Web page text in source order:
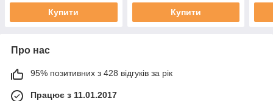
Купити Купити
Про нас
95% позитивних з 428 відгуків за рік
Працює з 11.01.2017